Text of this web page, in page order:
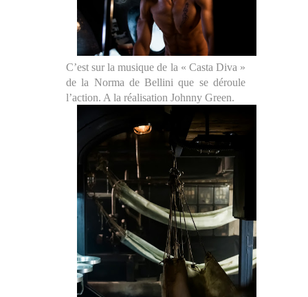
C’est sur la musique de la « Casta Diva »
de la Norma de Bellini que se déroule
l’action. A la réalisation Johnny Green.